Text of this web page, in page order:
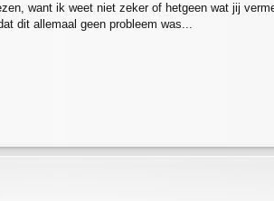
want ik weet niet zeker of hetgeen wat jij
dit allemaal geen probleem was...